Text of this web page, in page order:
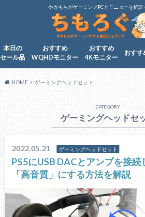
やかもちがゲーミングPCとモニターを解説
本日の
セール品
おすすめ
WQHDモニター
おすすめ
4Kモニター
おすす
HOME ゲーミングヘッドセット
CATEGORY
ゲーミングヘッドセ
2022.05.21 ゲーミングヘッドセット
PS5にUSB DACとアンプを接続
「高音質」にする方法を解説